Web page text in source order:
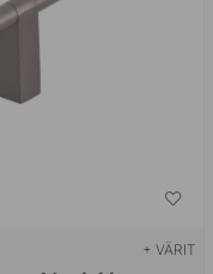
+ VÄRIT